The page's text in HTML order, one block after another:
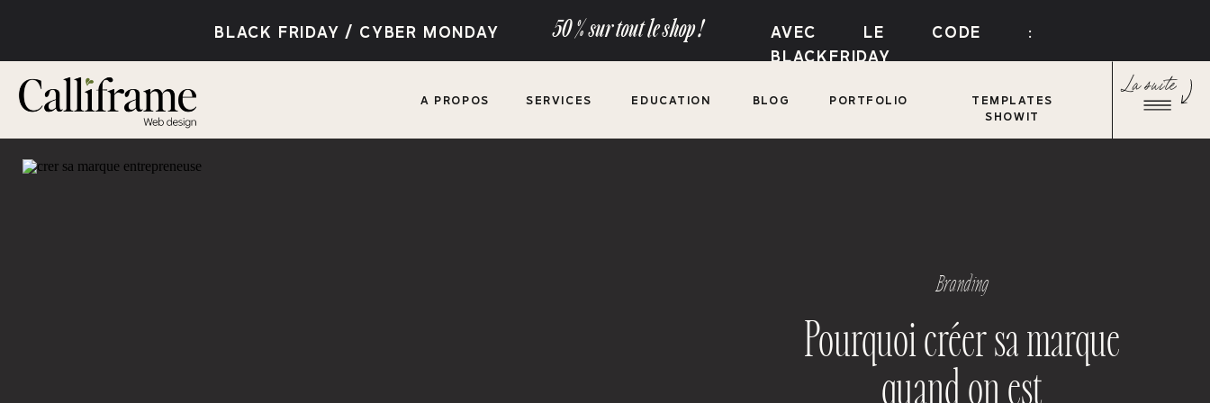
BLACK FRIDAY / CYBER MONDAY 50 % sur tout le shop !
AVEC LE CODE :
BLACKFRIDAY
PORTFOLIO
BLOG
TEMPLATES
SHOWIT
A PROPOS
La suite
SERVICES EDUCATION
Branding
Pourquoi créer sa marque
quand on est